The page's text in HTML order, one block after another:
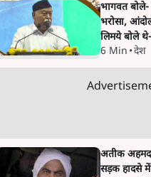
भागवत
भरोसा,
लिमये बोले
6 Min •देश
अतीक
सड़क हादसे